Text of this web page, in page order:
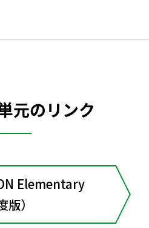
元のリンク
Elementary
）